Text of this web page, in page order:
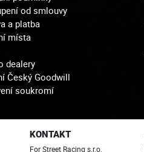
od smlouvy
a platba
místa
dealery
Český Goodwill
soukromí
KONTAKT
For Street Racing s.r.o.